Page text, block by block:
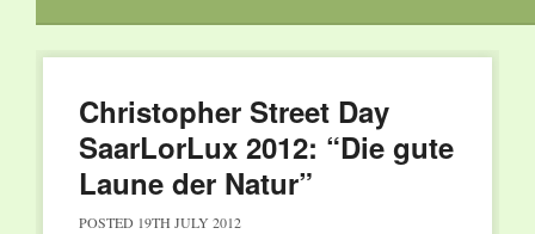
Christopher Street Day
SaarLorLux 2012: “Die gute
Laune der Natur”
POSTED 19TH JULY 2012